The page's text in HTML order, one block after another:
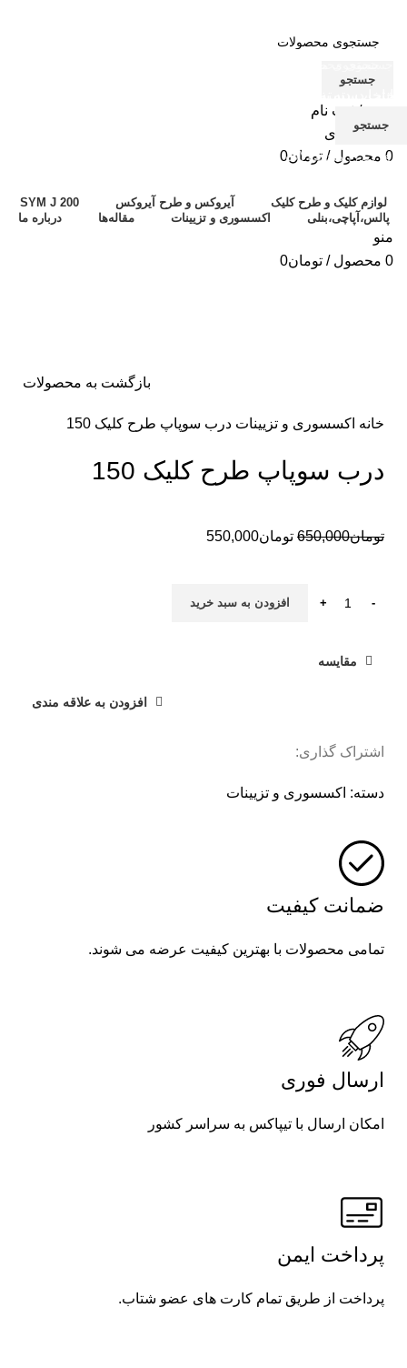
جستجو
ورود / ثبت نام
علاقه مندی
0 محصول / تومان0
لوازم کلیک و طرح کلیک آیروکس و طرح آیروکس
SYM J 200
پالس،آپاچی،بنلی
اکسسوری و تزیینات مقاله‌ها درباره‌ ما
منو
0 محصول / تومان0
بازگشت به محصولات
خانه اکسسوری و تزیینات درب سوپاپ طرح کلیک 150
درب سوپاپ طرح کلیک 150
تومان650,000 تومان550,000
افزودن به سبد خرید
مقایسه
افزودن به علاقه مندی
اشتراک گذاری:
دسته: اکسسوری و تزیینات
ضمانت کیفیت
تمامی محصولات با بهترین کیفیت عرضه می شوند.
ارسال فوری
امکان ارسال با تیپاکس به سراسر کشور
پرداخت ایمن
پرداخت از طریق تمام کارت های عضو شتاب.
جستجو
جستجو
برای دیدن محصولات که دنبال آن هستید تایپ کنید.